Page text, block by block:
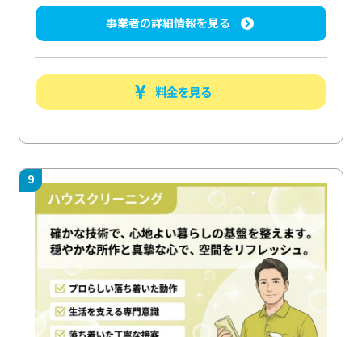
事業者の詳細情報を見る
料金を見る
9